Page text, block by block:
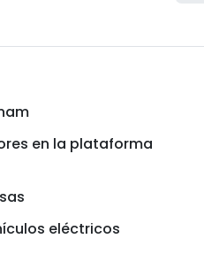
en la plataforma
eléctricos